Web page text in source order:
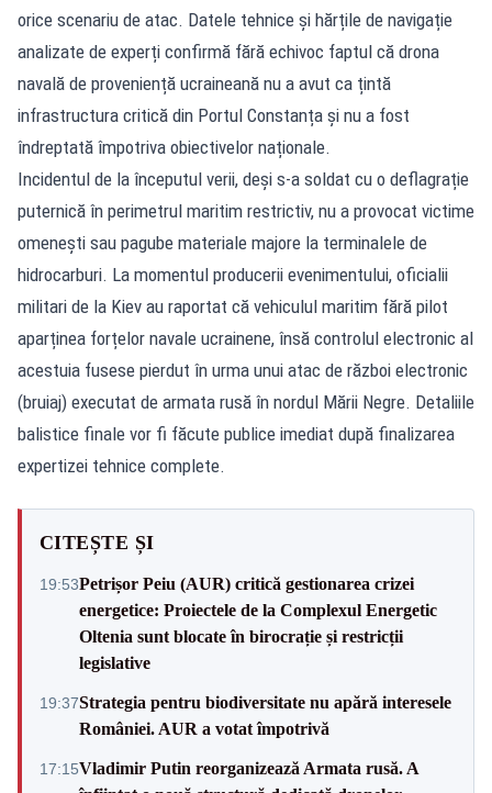
orice scenariu de atac. Datele tehnice și hărțile de navigație
analizate de experți confirmă fără echivoc faptul că drona
navală de proveniență ucraineană nu a avut ca țintă
infrastructura critică din Portul Constanța și nu a fost
îndreptată împotriva obiectivelor naționale.
Incidentul de la începutul verii, deși s-a soldat cu o deflagrație
puternică în perimetrul maritim restrictiv, nu a provocat victime
omenești sau pagube materiale majore la terminalele de
hidrocarburi. La momentul producerii evenimentului, oficialii
militari de la Kiev au raportat că vehiculul maritim fără pilot
aparținea forțelor navale ucrainene, însă controlul electronic al
acestuia fusese pierdut în urma unui atac de război electronic
(bruiaj) executat de armata rusă în nordul Mării Negre. Detaliile
balistice finale vor fi făcute publice imediat după finalizarea
expertizei tehnice complete.
CITEȘTE ȘI
19:53Petrișor Peiu (AUR) critică gestionarea crizei
energetice: Proiectele de la Complexul Energetic
Oltenia sunt blocate în birocrație și restricții
legislative
19:37Strategia pentru biodiversitate nu apără interesele
României. AUR a votat împotrivă
17:15Vladimir Putin reorganizează Armata rusă. A